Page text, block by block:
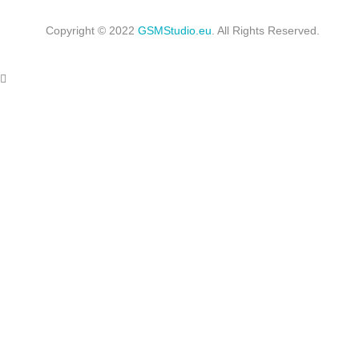
Copyright © 2022 GSMStudio.eu . All Rights Reserved.